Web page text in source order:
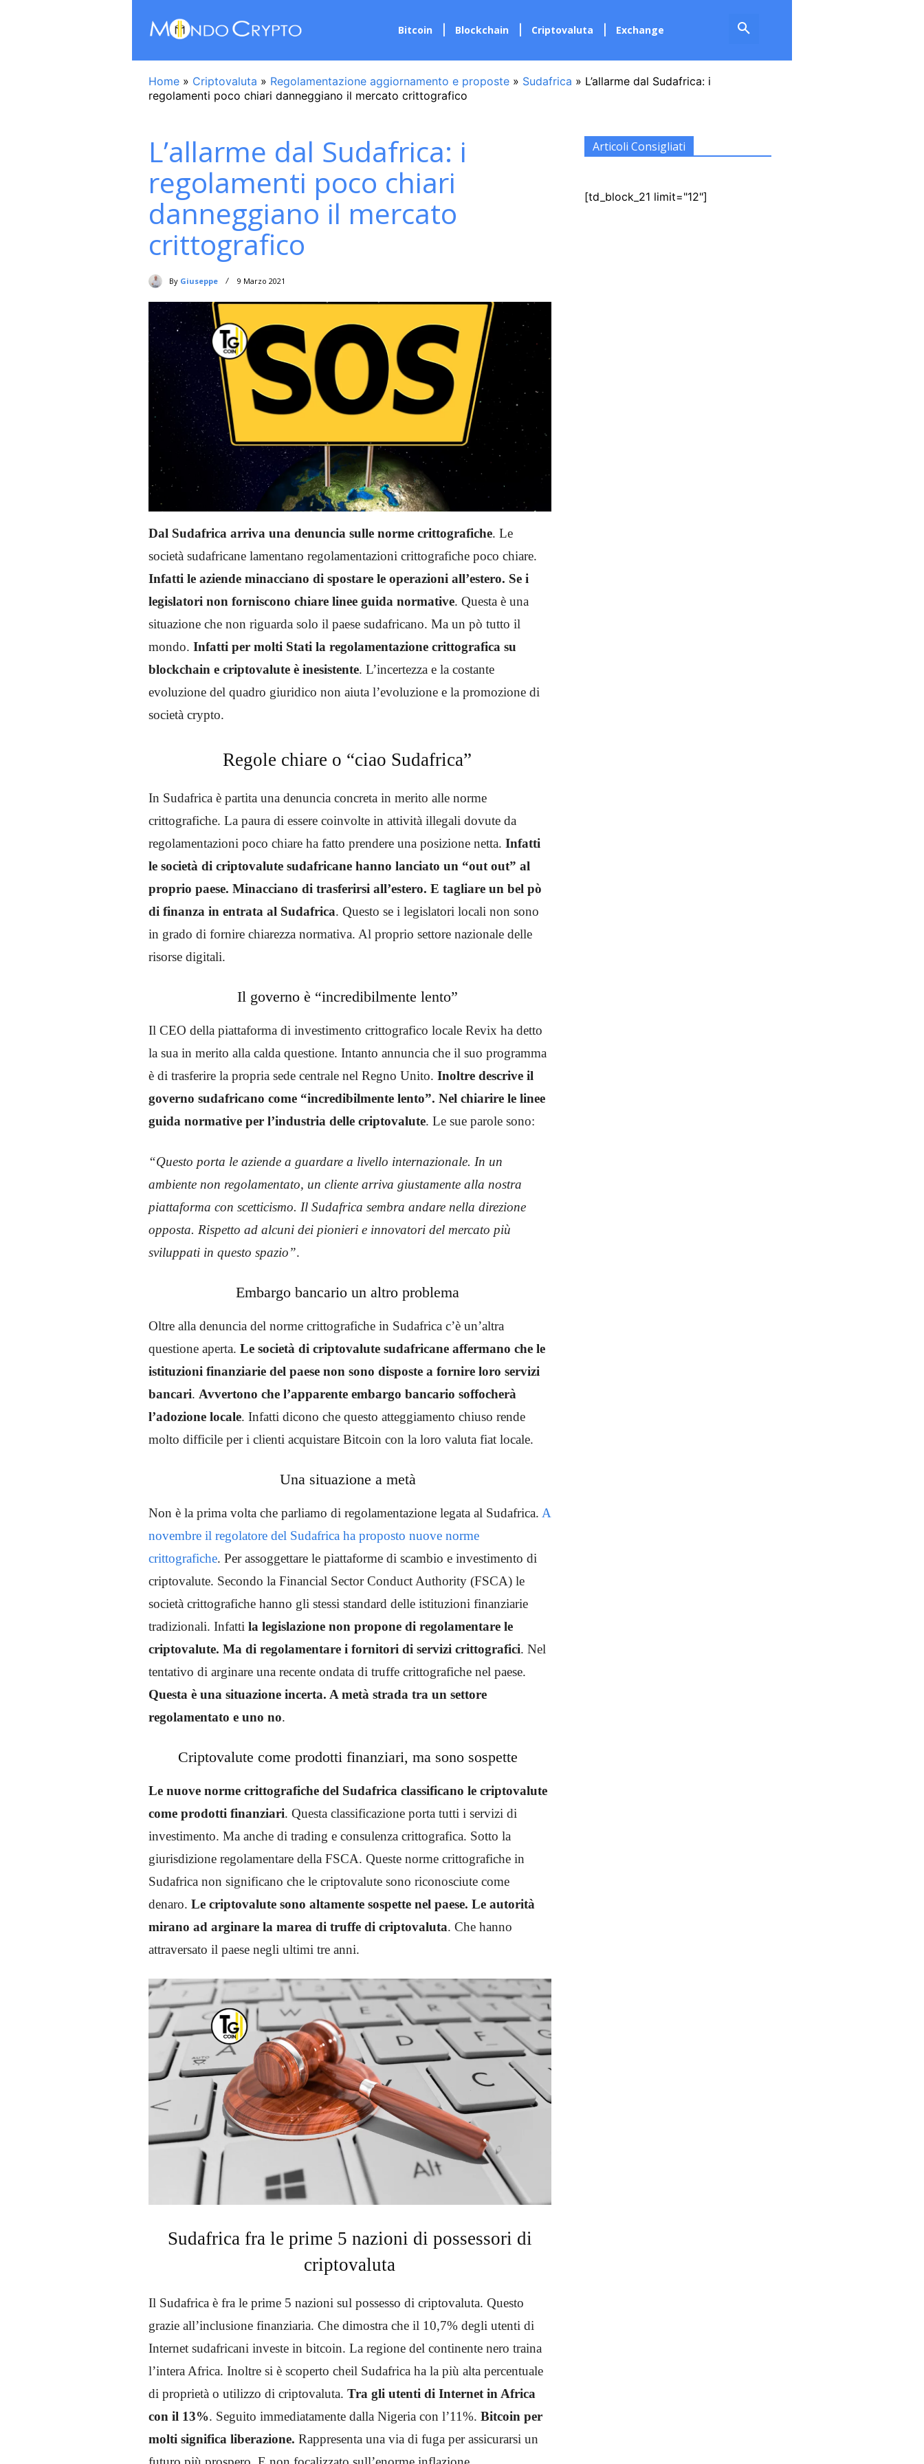
Bitcoin Blockchain Criptovaluta Exchange
Home » Criptovaluta » Regolamentazione aggiornamento e proposte » Sudafrica » L’allarme dal Sudafrica: i
regolamenti poco chiari danneggiano il mercato crittografico
L’allarme dal Sudafrica: i
regolamenti poco chiari
danneggiano il mercato
crittografico
By Giuseppe 9 Marzo 2021
Dal Sudafrica arriva una denuncia sulle norme crittografiche. Le
società sudafricane lamentano regolamentazioni crittografiche poco chiare.
Infatti le aziende minacciano di spostare le operazioni all’estero. Se i
legislatori non forniscono chiare linee guida normative. Questa è una
situazione che non riguarda solo il paese sudafricano. Ma un pò tutto il
mondo. Infatti per molti Stati la regolamentazione crittografica su
blockchain e criptovalute è inesistente. L’incertezza e la costante
evoluzione del quadro giuridico non aiuta l’evoluzione e la promozione di
società crypto.
Regole chiare o “ciao Sudafrica”
In Sudafrica è partita una denuncia concreta in merito alle norme
crittografiche. La paura di essere coinvolte in attività illegali dovute da
regolamentazioni poco chiare ha fatto prendere una posizione netta. Infatti
le società di criptovalute sudafricane hanno lanciato un “out out” al
proprio paese. Minacciano di trasferirsi all’estero. E tagliare un bel pò
di finanza in entrata al Sudafrica. Questo se i legislatori locali non sono
in grado di fornire chiarezza normativa. Al proprio settore nazionale delle
risorse digitali.
Il governo è “incredibilmente lento”
Il CEO della piattaforma di investimento crittografico locale Revix ha detto
la sua in merito alla calda questione. Intanto annuncia che il suo programma
è di trasferire la propria sede centrale nel Regno Unito. Inoltre descrive il
governo sudafricano come “incredibilmente lento”. Nel chiarire le linee
guida normative per l’industria delle criptovalute. Le sue parole sono:
“Questo porta le aziende a guardare a livello internazionale. In un
ambiente non regolamentato, un cliente arriva giustamente alla nostra
piattaforma con scetticismo. Il Sudafrica sembra andare nella direzione
opposta. Rispetto ad alcuni dei pionieri e innovatori del mercato più
sviluppati in questo spazio”.
Embargo bancario un altro problema
Oltre alla denuncia del norme crittografiche in Sudafrica c’è un’altra
questione aperta. Le società di criptovalute sudafricane affermano che le
istituzioni finanziarie del paese non sono disposte a fornire loro servizi
bancari. Avvertono che l’apparente embargo bancario soffocherà
l’adozione locale. Infatti dicono che questo atteggiamento chiuso rende
molto difficile per i clienti acquistare Bitcoin con la loro valuta fiat locale.
Una situazione a metà
Non è la prima volta che parliamo di regolamentazione legata al Sudafrica. A
novembre il regolatore del Sudafrica ha proposto nuove norme
crittografiche. Per assoggettare le piattaforme di scambio e investimento di
criptovalute. Secondo la Financial Sector Conduct Authority (FSCA) le
società crittografiche hanno gli stessi standard delle istituzioni finanziarie
tradizionali. Infatti la legislazione non propone di regolamentare le
criptovalute. Ma di regolamentare i fornitori di servizi crittografici. Nel
tentativo di arginare una recente ondata di truffe crittografiche nel paese.
Questa è una situazione incerta. A metà strada tra un settore
regolamentato e uno no.
Criptovalute come prodotti finanziari, ma sono sospette
Le nuove norme crittografiche del Sudafrica classificano le criptovalute
come prodotti finanziari. Questa classificazione porta tutti i servizi di
investimento. Ma anche di trading e consulenza crittografica. Sotto la
giurisdizione regolamentare della FSCA. Queste norme crittografiche in
Sudafrica non significano che le criptovalute sono riconosciute come
denaro. Le criptovalute sono altamente sospette nel paese. Le autorità
mirano ad arginare la marea di truffe di criptovaluta. Che hanno
attraversato il paese negli ultimi tre anni.
Sudafrica fra le prime 5 nazioni di possessori di
criptovaluta
Il Sudafrica è fra le prime 5 nazioni sul possesso di criptovaluta. Questo
grazie all’inclusione finanziaria. Che dimostra che il 10,7% degli utenti di
Internet sudafricani investe in bitcoin. La regione del continente nero traina
l’intera Africa. Inoltre si è scoperto cheil Sudafrica ha la più alta percentuale
di proprietà o utilizzo di criptovaluta. Tra gli utenti di Internet in Africa
con il 13%. Seguito immediatamente dalla Nigeria con l’11%. Bitcoin per
molti significa liberazione. Rappresenta una via di fuga per assicurarsi un
Articoli Consigliati
[td_block_21 limit="12"]